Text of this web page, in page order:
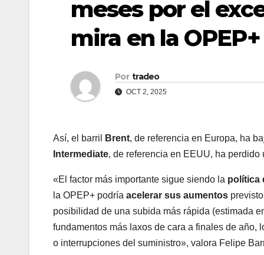
meses por el
mira en la OPEP+
Por tradeo
OCT 2, 2025
Así, el barril Brent, de referencia en Europa, ha
Intermediate, de referencia en EEUU, ha perdido
«El factor más importante sigue siendo la política
la OPEP+ podría acelerar sus aumentos
posibilidad de una subida más rápida (estimada
fundamentos más laxos de cara a finales de
o interrupciones del suministro», valora Felipe